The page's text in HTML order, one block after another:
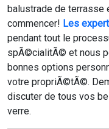
balustrade de terrasse
commencer! Les
pendant tout le
spÃ©cialitÃ© et nous
bonnes options
votre propriÃ©tÃ©.
discuter de tous vos
verre.